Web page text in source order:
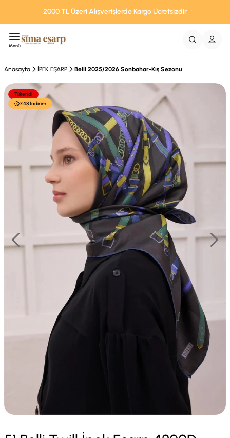
2000 TL Üzeri Alışverişlerde Kargo Ücretsizdir
Menü
Anasayfa İPEK EŞARP Belli 2025/2026 Sonbahar-Kış Sezonu
Tükendi
%48 İndirim